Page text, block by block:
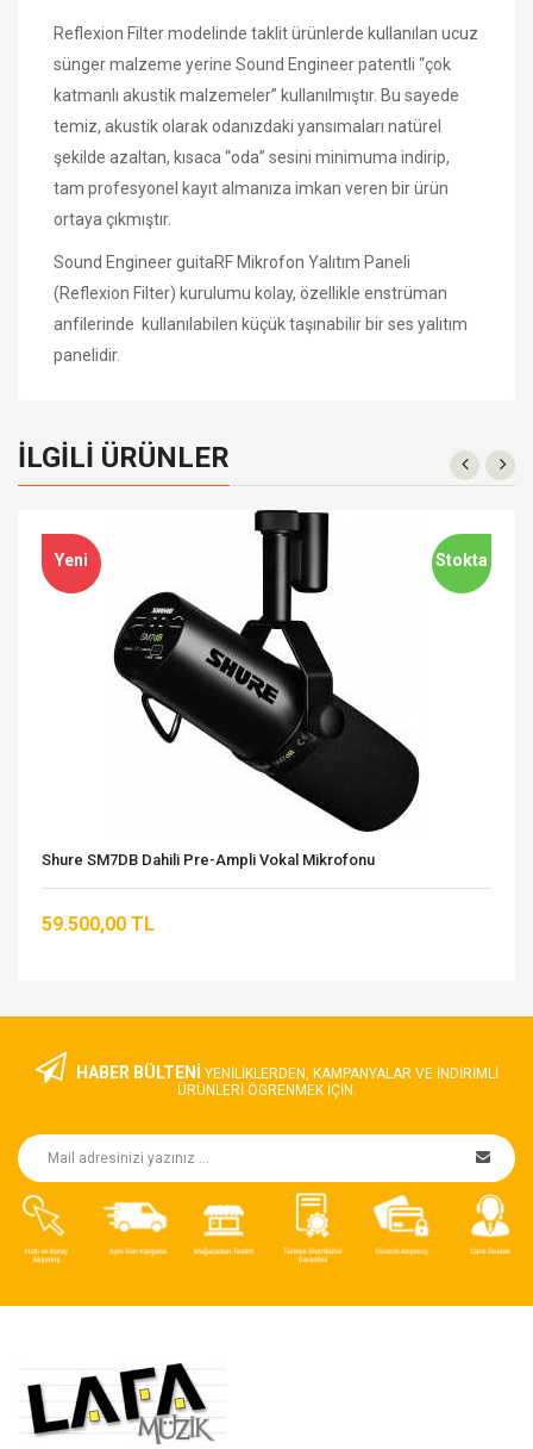
Reflexion Filter modelinde taklit ürünlerde kullanılan ucuz
sünger malzeme yerine Sound Engineer patentli “çok
katmanlı akustik malzemeler” kullanılmıştır. Bu sayede
temiz, akustik olarak odanızdaki yansımaları natürel
şekilde azaltan, kısaca “oda” sesini minimuma indirip,
tam profesyonel kayıt almanıza imkan veren bir ürün
ortaya çıkmıştır.
Sound Engineer guitaRF Mikrofon Yalıtım Paneli
(Reflexion Filter) kurulumu kolay, özellikle enstrüman
anfilerinde kullanılabilen küçük taşınabilir bir ses yalıtım
panelidir.
İLGILI ÜRÜNLER
Stokta
Yeni
Shure SM7DB Dahili Pre-Ampli Vokal Mikrofonu
59.500,00 TL
HABER BÜLTENİ YENILIKLERDEN, KAMPANYALAR VE INDIRIMLI
ÜRÜNLERI ÖGRENMEK IÇIN.